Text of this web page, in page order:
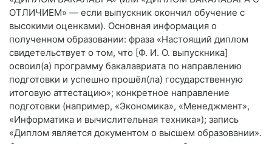
ОТЛИЧИЕМ» — если выпускник окончил обучение с
высокими оценками). Основная информация о
полученном образовании: фраза «Настоящий диплом
свидетельствует о том, что [Ф. И. О. выпускника]
освоил(а) программу бакалавриата по направлению
подготовки и успешно прошёл(ла) государственную
итоговую аттестацию»; конкретное направление
подготовки (например, «Экономика», «Менеджмент»,
«Информатика и вычислительная техника»); запись
«Диплом является документом о высшем образовании».